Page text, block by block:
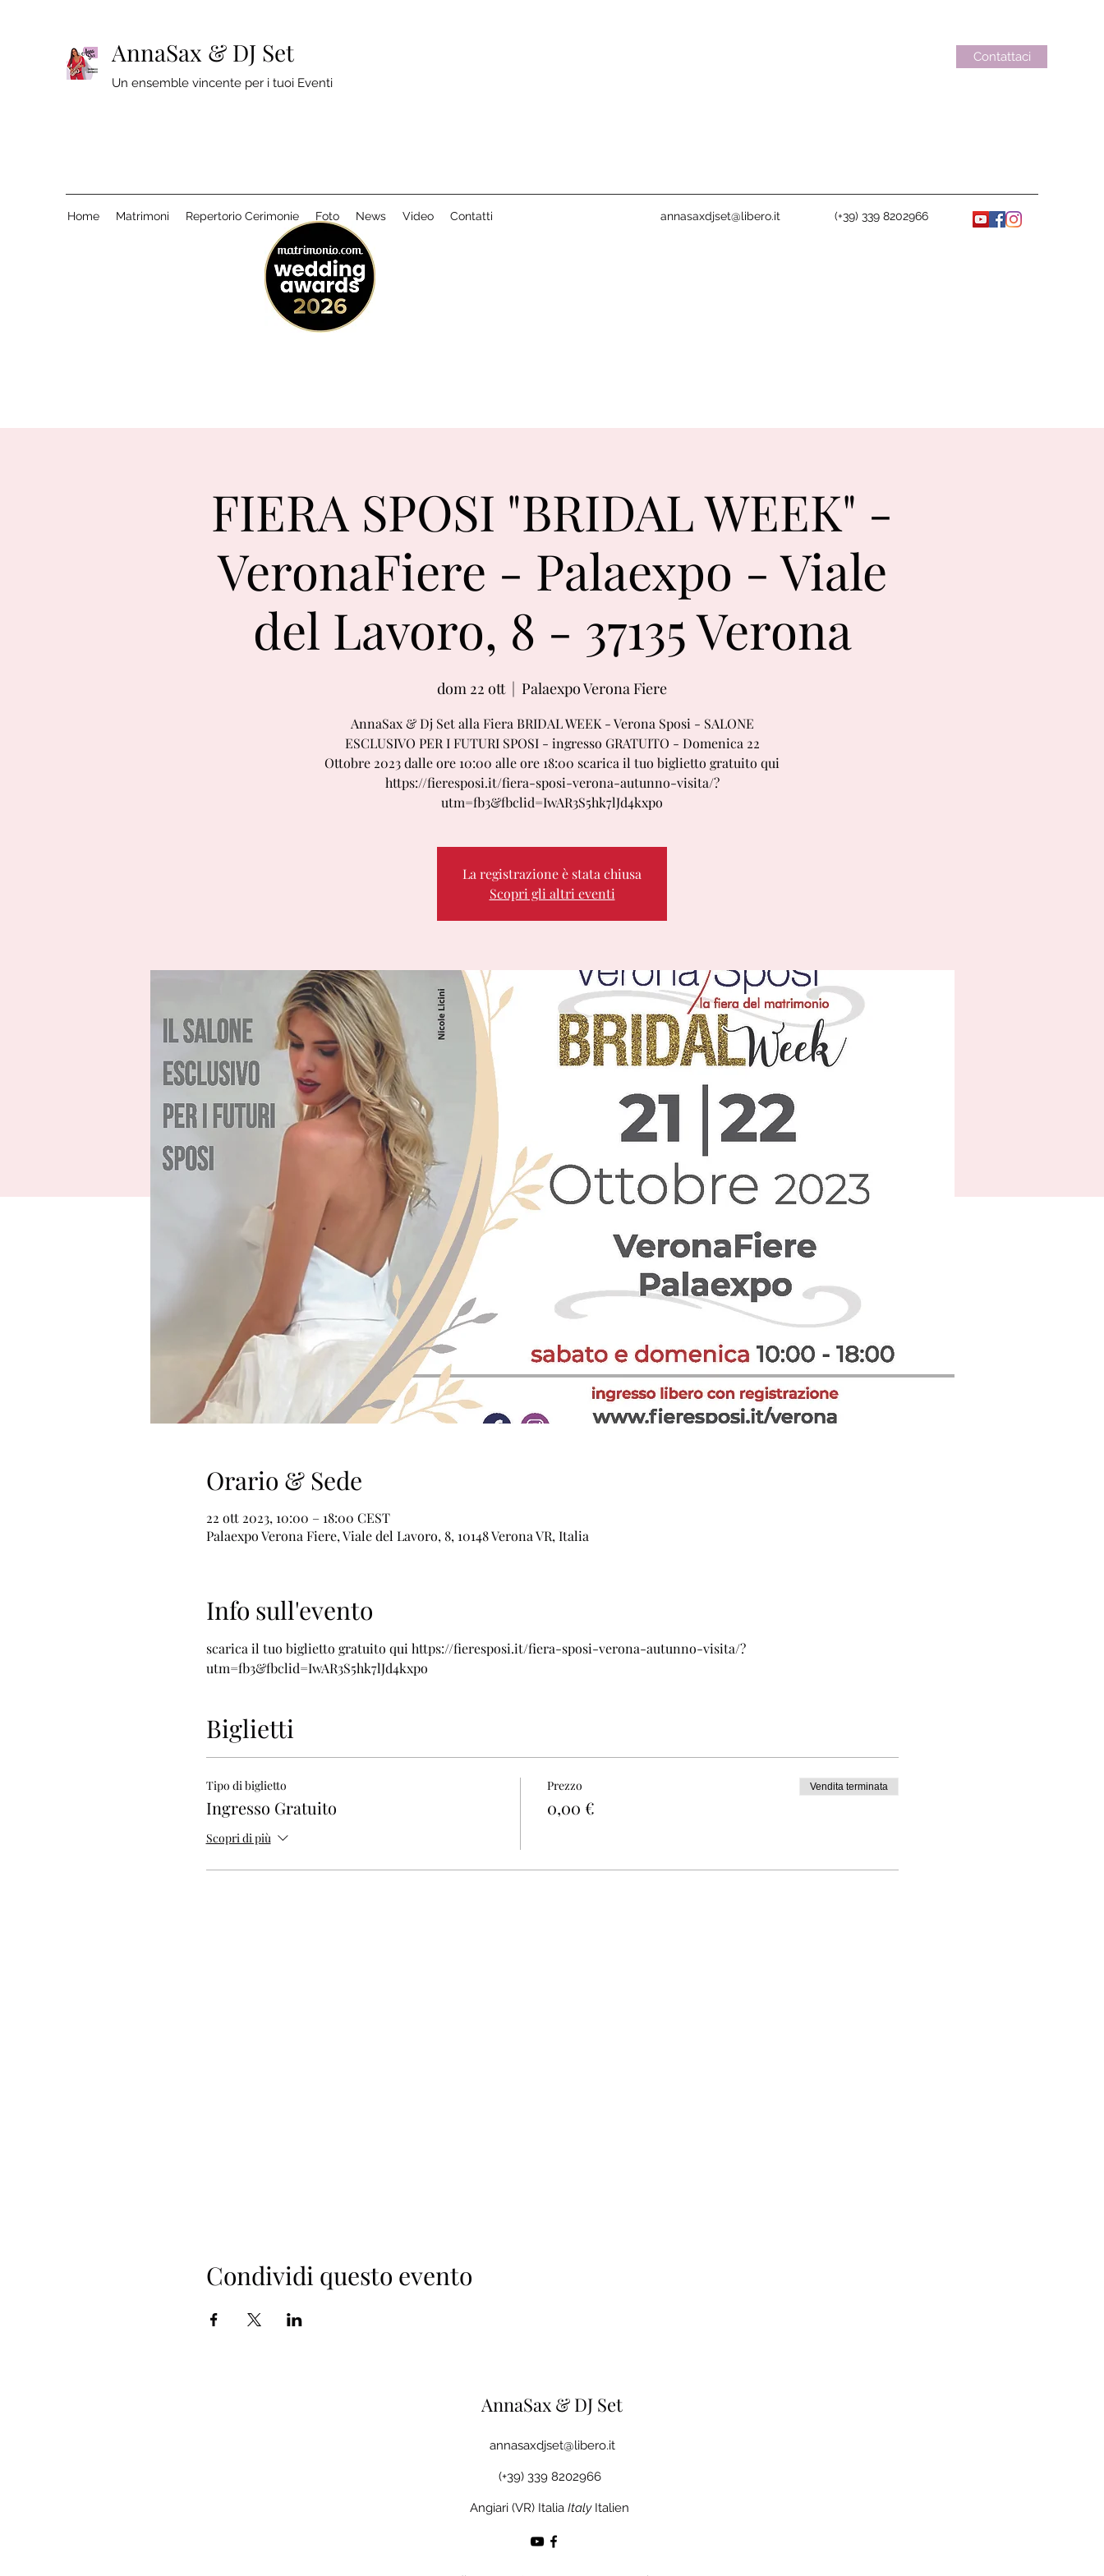
AnnaSax & DJ Set
Un ensemble vincente per i tuoi Eventi
Contattaci
Home Matrimoni Repertorio Cerimonie Foto News Video Contatti annasaxdjset@libero.it (+39) 339 8202966
FIERA SPOSI "BRIDAL WEEK" -
VeronaFiere - Palaexpo - Viale
del Lavoro, 8 - 37135 Verona
dom 22 ott
  |
Palaexpo Verona Fiere
AnnaSax & Dj Set alla Fiera BRIDAL WEEK - Verona Sposi - SALONE
ESCLUSIVO PER I FUTURI SPOSI - ingresso GRATUITO - Domenica 22
Ottobre 2023 dalle ore 10:00 alle ore 18:00 scarica il tuo biglietto gratuito qui
https://fieresposi.it/fiera-sposi-verona-autunno-visita/?
utm=fb3&fbclid=IwAR3S5hk7lJd4kxpo
La registrazione è stata chiusa
Scopri gli altri eventi
Orario & Sede
22 ott 2023, 10:00 – 18:00 CEST
Palaexpo Verona Fiere, Viale del Lavoro, 8, 10148 Verona VR, Italia
Info sull'evento
scarica il tuo biglietto gratuito qui https://fieresposi.it/fiera-sposi-verona-autunno-visita/?
utm=fb3&fbclid=IwAR3S5hk7lJd4kxpo
Biglietti
Tipo di biglietto
Ingresso Gratuito
Scopri di più
Prezzo
0,00 €
Vendita terminata
Condividi questo evento
AnnaSax & DJ Set
annasaxdjset@libero.it
(+39) 339 8202966
Angiari (VR) Italia ItalyItalien